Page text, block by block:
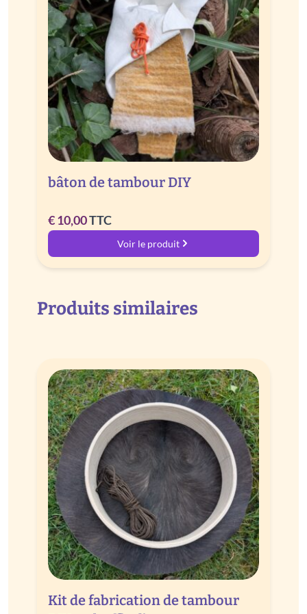
bâton de tambour DIY
€10,00TTC
Voir le produit
Produits similaires
Kit de fabrication de tambour